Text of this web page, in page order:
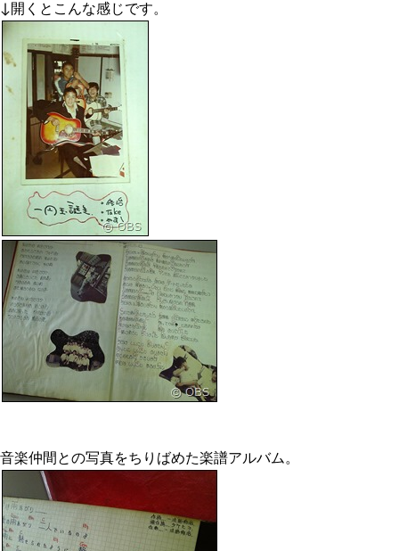
↓開くとこんな感じです。
音楽仲間との写真をちりばめた楽譜アルバム。